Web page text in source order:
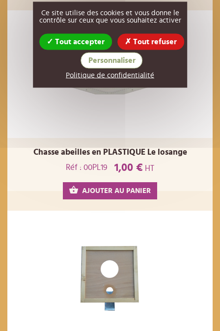
Chasse abeilles en PLASTIQUE Le losange
Réf : 00PL19
1,00 € HT
AJOUTER AU PANIER
Ce site utilise des cookies et vous donne le
contrôle sur ceux que vous souhaitez activer
Tout accepter Tout refuser
Personnaliser
Politique de confidentialité